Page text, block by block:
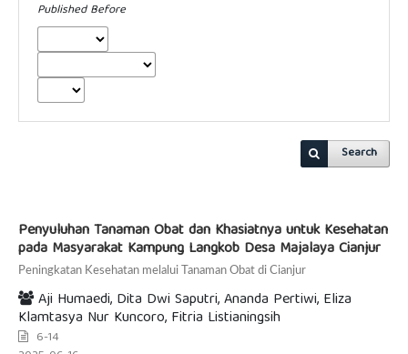
Published Before
Search
Penyuluhan Tanaman Obat dan Khasiatnya untuk Kesehatan
pada Masyarakat Kampung Langkob Desa Majalaya Cianjur
Peningkatan Kesehatan melalui Tanaman Obat di Cianjur
Aji Humaedi, Dita Dwi Saputri, Ananda Pertiwi, Eliza
Klamtasya Nur Kuncoro, Fitria Listianingsih
6-14